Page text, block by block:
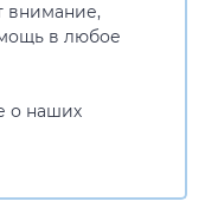
внимание,
в любое
о наших